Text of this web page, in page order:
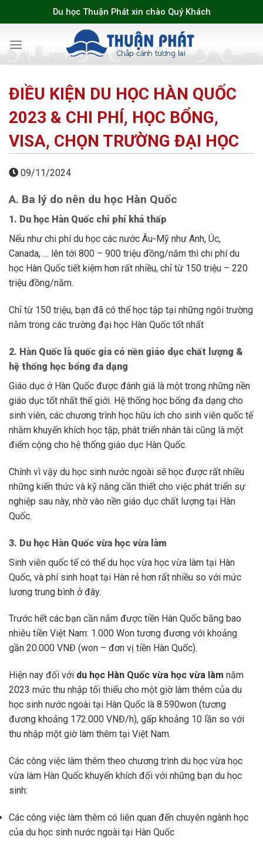
to
Du học Thuận Phát xin chào Quý Khách
ĐIỀU KIỆN DU HỌC HÀN QUỐC
2023 & CHI PHÍ, HỌC BỔNG,
VISA, CHỌN TRƯỜNG ĐẠI HỌC
09/11/2024
A. Ba lý do nên du học Hàn Quốc
1. Du học Hàn Quốc chi phí khá thấp
Nếu như chi phí du học các nước Âu-Mỹ như Anh, Úc,
Canada, … lên tới 800 – 900 triệu đồng/năm thì chi phí du
học Hàn Quốc tiết kiệm hơn rất nhiều, chỉ từ 150 triệu – 220
triệu đồng/năm.
Chỉ từ 150 triệu, bạn đã có thể học tập tại những ngôi trường
nằm trong các trường đại học Hàn Quốc tốt nhất
2. Hàn Quốc là quốc gia có nền giáo dục chất lượng &
hệ thống học bổng đa dạng
Giáo dục ở Hàn Quốc được đánh giá là một trong những nền
giáo dục tốt nhất thế giới. Hệ thống học bổng đa dạng cho
sinh viên, các chương trình học hữu ích cho sinh viên quốc tế
nhằm khuyến khích học tập, phát triển nhân tài cũng là một
điểm cộng cho hệ thống giáo dục Hàn Quốc.
Chính vì vậy du học sinh nước ngoài sẽ học được rất nhiều
những kiến thức và kỹ năng cần thiết cho việc phát triển sự
nghiệp sau này, nhờ vào nền giáo dục chất lượng tại Hàn
Quốc.
3. Du học Hàn Quốc vừa học vừa làm
Sinh viên quốc tế có thể du học vừa học vừa làm tại Hàn
Quốc, và phí sinh hoạt tại Hàn rẻ hơn rất nhiều so với mức
lương trung bình ở đây.
Trước hết các bạn cần nắm được tiền Hàn Quốc bằng bao
nhiêu tiền Việt Nam: 1.000 Won tương đương với khoảng
gần 20.000 VNĐ (won – đơn vị tiền Hàn Quốc).
Hiện nay đối với du học Hàn Quốc vừa học vừa làm năm
2023 mức thu nhập tối thiểu cho một giờ làm thêm của du
học sinh nước ngoài tại Hàn Quốc là 8.590won (tương
đương khoảng 172.000 VNĐ/h), gấp khoảng 10 lần so với
thu nhập một giờ làm thêm tại Việt Nam.
Các công việc làm thêm theo chương trình du học vừa học
vừa làm Hàn Quốc khuyến khích đối với những bạn du học
sinh:
Các công việc làm thêm có liên quan đến chuyên ngành học
của du học sinh nước ngoài tại Hàn Quốc